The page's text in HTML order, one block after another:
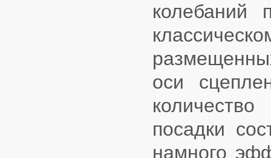
колебаний
оси
посадки
намного